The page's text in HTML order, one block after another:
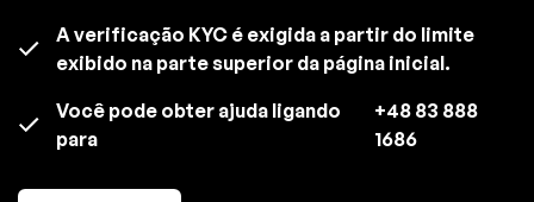
A verificação KYC é exigida a partir do limite
exibido na parte superior da página inicial.
Você pode obter ajuda ligando
para
+48 83 888
1686